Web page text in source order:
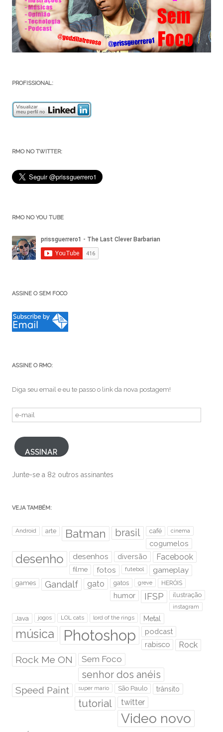
PROFISSIONAL:
RMO NO TWITTER:
RMO NO YOU TUBE
ASSINE O SEM FOCO
ASSINE O RMO:
Diga seu email e eu te passo o link da nova postagem!
e-
mail
ASSINAR
Junte-se a 82 outros assinantes
VEJA TAMBÉM:
Android arte Batman brasil café cinema
cogumelos
desenho desenhos diversão Facebook
filme fotos futebol gameplay
games Gandalf gato gatos greve HERÓIS
humor IFSP ilustração
instagram
Java jogos LOL cats lord of the rings Metal
música Photoshop
podcast
rabisco
Rock
Rock Me ON Sem Foco
senhor dos anéis
Speed Paint super mario São Paulo trânsito
tutorial twitter
Video novo